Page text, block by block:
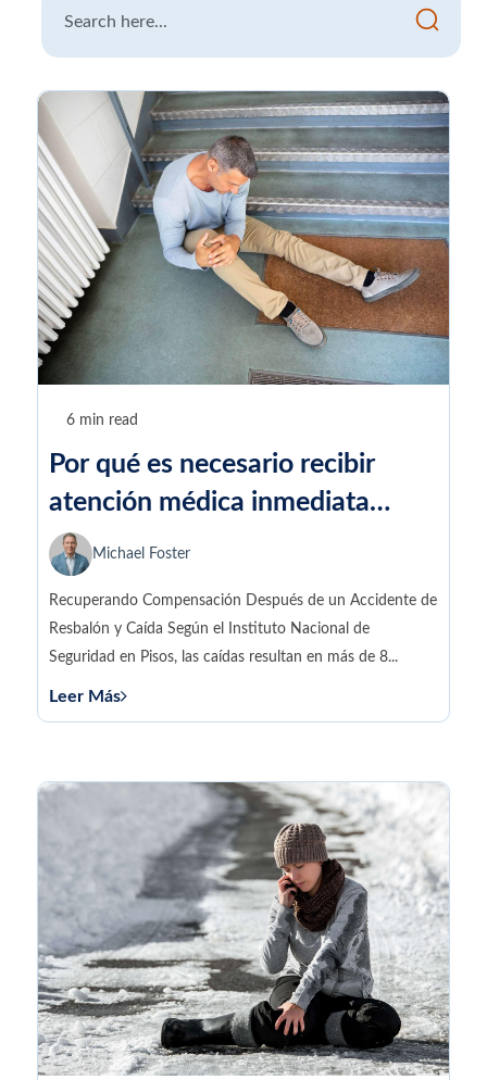
6 min read
Por qué es necesario recibir
atención médica inmediata
después de un accidente de
resbalón y caída
Michael Foster
Recuperando Compensación Después de un Accidente de
Resbalón y Caída Según el Instituto Nacional de
Seguridad en Pisos, las caídas resultan en más de 8...
Leer Más